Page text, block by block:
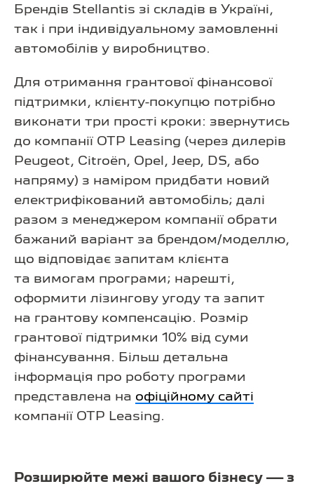
Брендів Stellantis зі складів в Україні,
так і при індивідуальному замовленні
автомобілів у виробництво.
Для отримання грантової фінансової
підтримки, клієнту-покупцю потрібно
виконати три прості кроки: звернутись
до компанії OTP Leasing (через дилерів
Peugeot, Citroën, Opel, Jeep, DS, або
напряму) з наміром придбати новий
електрифікований автомобіль; далі
разом з менеджером компанії обрати
бажаний варіант за брендом/моделлю,
що відповідає запитам клієнта
та вимогам програми; нарешті,
оформити лізингову угоду та запит
на грантову компенсацію. Розмір
грантової підтримки 10% від суми
фінансування. Більш детальна
інформація про роботу програми
представлена на офіційному сайті
компанії OTP Leasing.
Розширюйте межі вашого бізнесу — з